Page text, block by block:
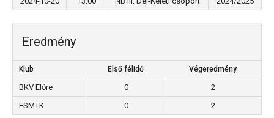
Eredmény
Klub Első félidő Végeredmény
BKV Előre 0
2
ESMTK
0 2